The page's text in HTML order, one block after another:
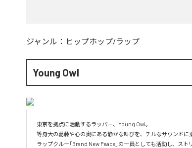
ジャンル： ヒップホップ/ラップ
Young Owl
東京を拠点に活動するラッパー、Young Owl。
等身大の葛藤や心の奥にある静かな叫びを、チルなサウンドに
ラップクルー「Brand New Peace」の一員としても活動し、ス